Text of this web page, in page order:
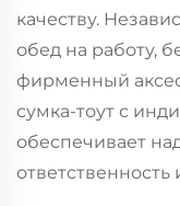
качеству.
обед на работу,
фирменный
сумка-тоут с
обеспечивает
ответственность